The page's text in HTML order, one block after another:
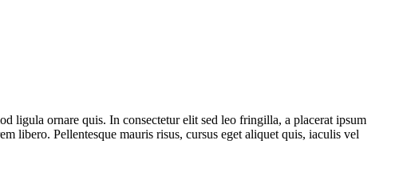
ligula ornare quis. In consectetur elit sed leo fringilla, a placerat ipsum
libero. Pellentesque mauris risus, cursus eget aliquet quis, iaculis vel